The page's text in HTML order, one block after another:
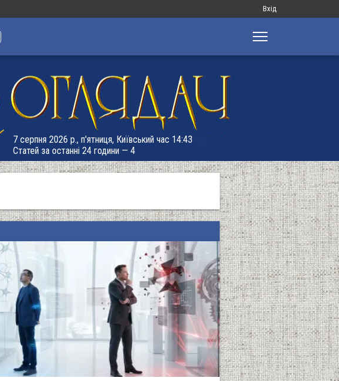
Меню
запису
Вхід
7 серпня 2026 р., п'ятниця, Київський час 14:43
Статей за останні 24 години — 4